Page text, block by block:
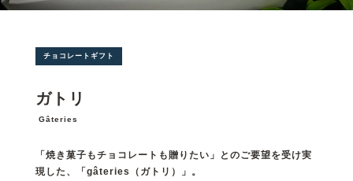
チョコレートギフト
ガトリ
Gâteries
「焼き菓子もチョコレートも贈りたい」とのご要望を受け実
現した、「gâteries（ガトリ）」。